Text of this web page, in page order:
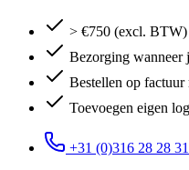
> €750 (excl.
Bezorging wanneer
Bestellen op
Toevoegen eigen
+31 (0)316 28 28 31